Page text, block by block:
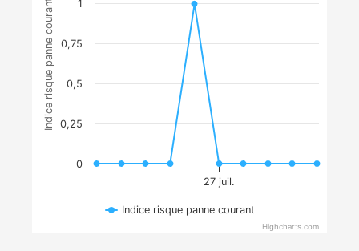
Indice risque panne courant
27 juil.
0
0,25
0,5
0,75
1
Indice risque panne courant
Highcharts.com